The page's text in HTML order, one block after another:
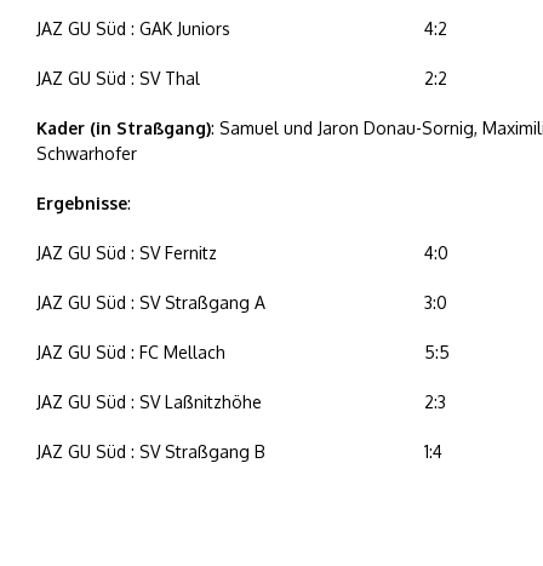
JAZ GU Süd : GAK Juniors 4:2
JAZ GU Süd : SV Thal 2:2
Kader (in Straßgang): Samuel und Jaron Donau-Sornig,
Schwarhofer
Ergebnisse:
JAZ GU Süd : SV Fernitz 4:0
JAZ GU Süd : SV Straßgang A 3:0
JAZ GU Süd : FC Mellach 5:5
JAZ GU Süd : SV Laßnitzhöhe 2:3
JAZ GU Süd : SV Straßgang B 1:4